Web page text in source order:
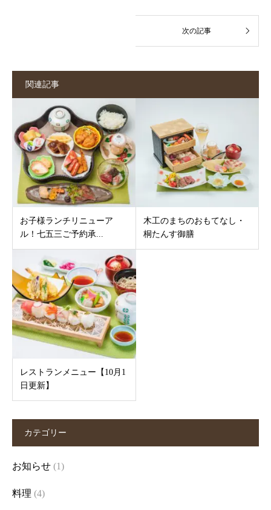
関連記事
お子様ランチリニューア
ル！七五三ご予約承...
木工のまちのおもてなし・
桐たんす御膳
レストランメニュー【10月1
日更新】
カテゴリー
お知らせ (1)
料理 (4)